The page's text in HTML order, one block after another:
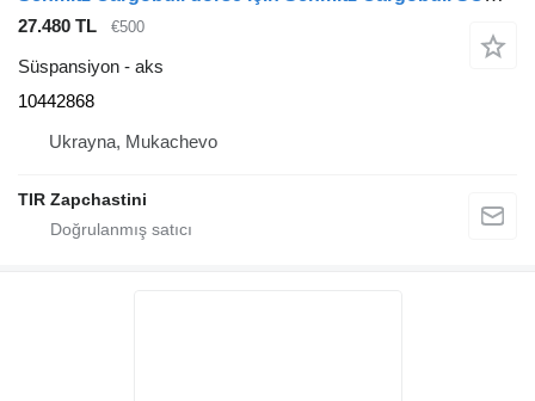
27.480 TL €500
Süspansiyon - aks
10442868
Ukrayna, Mukachevo
TIR Zapchastini